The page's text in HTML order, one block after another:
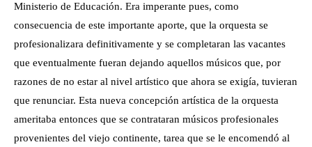
Ministerio de Educación. Era imperante pues, como
consecuencia de este importante aporte, que la orquesta se
profesionalizara definitivamente y se completaran las vacantes
que eventualmente fueran dejando aquellos músicos que, por
razones de no estar al nivel artístico que ahora se exigía, tuvieran
que renunciar. Esta nueva concepción artística de la orquesta
ameritaba entonces que se contrataran músicos profesionales
provenientes del viejo continente, tarea que se le encomendó al